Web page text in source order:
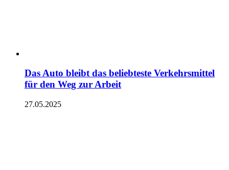
Das Auto bleibt das beliebteste Verkehrsmittel
für den Weg zur Arbeit
27.05.2025